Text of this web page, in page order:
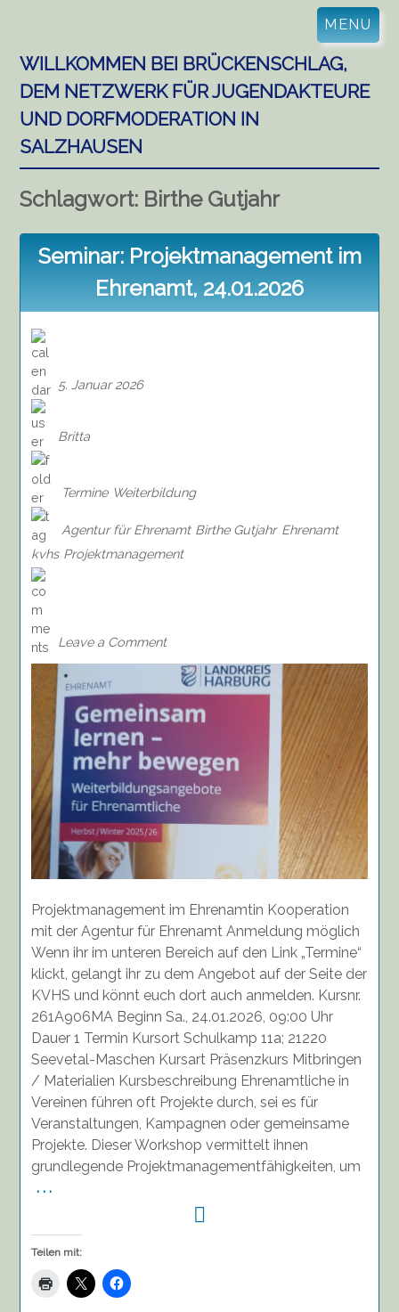
content
MENU
WILLKOMMEN BEI BRÜCKENSCHLAG,
DEM NETZWERK FÜR JUGENDAKTEURE
UND DORFMODERATION IN
SALZHAUSEN
Schlagwort: Birthe Gutjahr
Seminar: Projektmanagement im
Ehrenamt, 24.01.2026
5. Januar 2026
Britta
Termine Weiterbildung
Agentur für Ehrenamt Birthe Gutjahr Ehrenamt
kvhs Projektmanagement
Leave a Comment
Ehrenamt,
24.01.2026
Projektmanagement im Ehrenamtin Kooperation
mit der Agentur für Ehrenamt Anmeldung möglich
Wenn ihr im unteren Bereich auf den Link „Termine“
klickt, gelangt ihr zu dem Angebot auf der Seite der
KVHS und könnt euch dort auch anmelden. Kursnr.
261A906MA Beginn Sa., 24.01.2026, 09:00 Uhr
Dauer 1 Termin Kursort Schulkamp 11a; 21220
Seevetal-Maschen Kursart Präsenzkurs Mitbringen
/ Materialien Kursbeschreibung Ehrenamtliche in
Vereinen führen oft Projekte durch, sei es für
Veranstaltungen, Kampagnen oder gemeinsame
Projekte. Dieser Workshop vermittelt ihnen
grundlegende Projektmanagementfähigkeiten, um
. . .
Teilen mit: